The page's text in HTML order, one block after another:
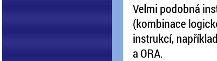
Velmi podobná
(kombinace
instrukcí,
a ORA.